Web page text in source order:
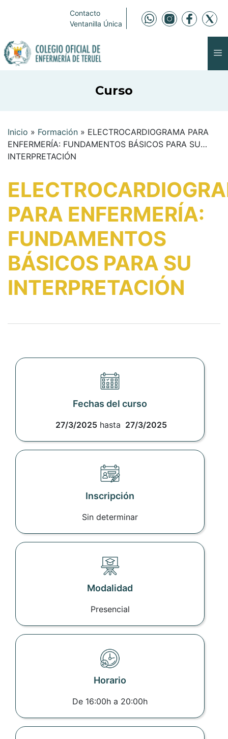
Contacto
Ventanilla Única
Curso
Inicio » Formación » ELECTROCARDIOGRAMA PARA
ENFERMERÍA: FUNDAMENTOS BÁSICOS PARA SU
INTERPRETACIÓN
PARA ENFERMERÍA:
FUNDAMENTOS
BÁSICOS PARA SU
INTERPRETACIÓN
Fechas del curso
27/3/2025hasta 27/3/2025
Inscripción
Sin determinar
Modalidad
Presencial
Horario
De 16:00h a 20:00h